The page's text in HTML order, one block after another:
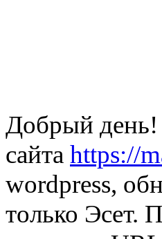
Добрый день!
сайта https://
wordpress,
только Эсет.